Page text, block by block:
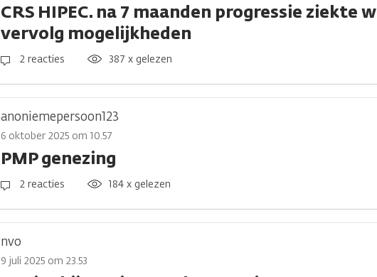
CRS HIPEC. na 7 maanden progressie ziekte
vervolg mogelijkheden
2 reacties 387 x gelezen
anoniemepersoon123
6 oktober 2025 om 10.57
PMP genezing
2 reacties 184 x gelezen
nvo
9 juli 2025 om 23.53